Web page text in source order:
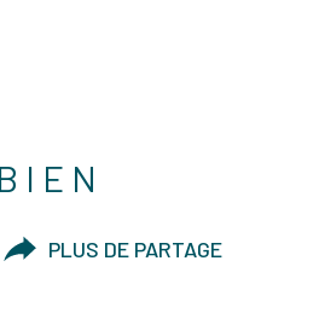
PLUS DE PARTAGE